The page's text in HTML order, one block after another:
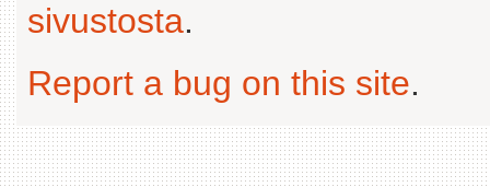
sivustosta.
Report a bug on this site.